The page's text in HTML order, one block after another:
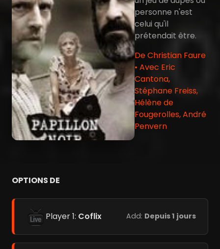
personne n'est
celui qu'il
prétendait être.
De Christian Faure
• Avec Eric
Cantona,
Stéphane Freiss,
Hélène de
Fougerolles, André
Penvern
OPTIONS DE
Player 1: Coflix Add: Depuis 1 jours